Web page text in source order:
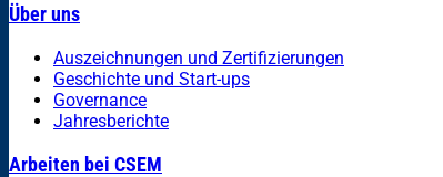
Über uns
Auszeichnungen und Zertifizierungen
Geschichte und Start-ups
Governance
Jahresberichte
Arbeiten bei CSEM